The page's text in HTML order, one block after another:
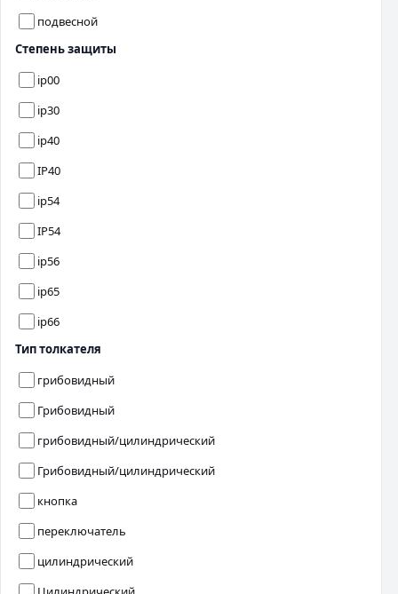
подвесной
Степень защиты
ip00
ip30
ip40
IP40
ip54
IP54
ip56
ip65
ip66
Тип толкателя
грибовидный
Грибовидный
грибовидный/цилиндрический
Грибовидный/цилиндрический
кнопка
переключатель
цилиндрический